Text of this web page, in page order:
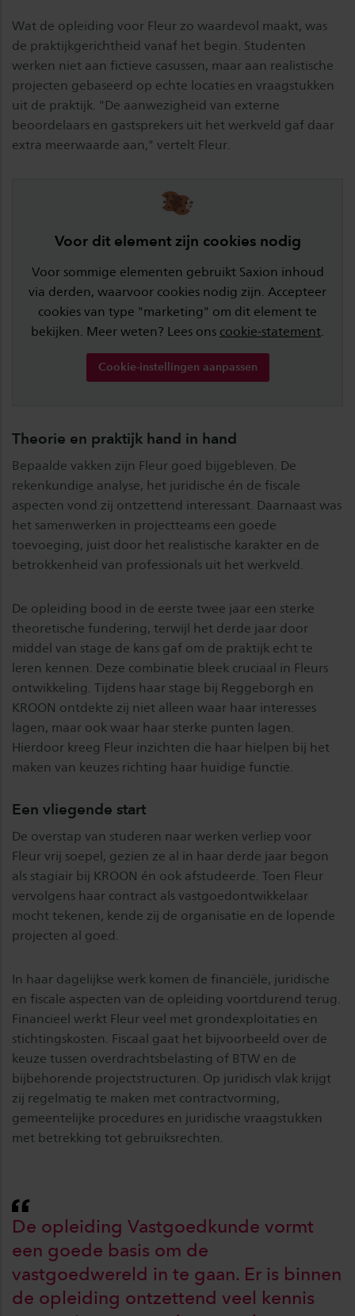
Wat de opleiding voor Fleur zo waardevol maakt, was
de praktijkgerichtheid vanaf het begin. Studenten
werken niet aan fictieve casussen, maar aan realistische
projecten gebaseerd op echte locaties en vraagstukken
uit de praktijk. "De aanwezigheid van externe
beoordelaars en gastsprekers uit het werkveld gaf daar
extra meerwaarde aan," vertelt Fleur.
Voor dit element zijn cookies nodig
Voor sommige elementen gebruikt Saxion inhoud
via derden, waarvoor cookies nodig zijn. Accepteer
cookies van type "marketing" om dit element te
bekijken. Meer weten? Lees ons cookie-statement.
Cookie-instellingen aanpassen
Theorie en praktijk hand in hand
Bepaalde vakken zijn Fleur goed bijgebleven. De
rekenkundige analyse, het juridische én de fiscale
aspecten vond zij ontzettend interessant. Daarnaast was
het samenwerken in projectteams een goede
toevoeging, juist door het realistische karakter en de
betrokkenheid van professionals uit het werkveld.
De opleiding bood in de eerste twee jaar een sterke
theoretische fundering, terwijl het derde jaar door
middel van stage de kans gaf om de praktijk echt te
leren kennen. Deze combinatie bleek cruciaal in Fleurs
ontwikkeling. Tijdens haar stage bij Reggeborgh en
KROON ontdekte zij niet alleen waar haar interesses
lagen, maar ook waar haar sterke punten lagen.
Hierdoor kreeg Fleur inzichten die haar hielpen bij het
maken van keuzes richting haar huidige functie.
Een vliegende start
De overstap van studeren naar werken verliep voor
Fleur vrij soepel, gezien ze al in haar derde jaar begon
als stagiair bij KROON én ook afstudeerde. Toen Fleur
vervolgens haar contract als vastgoedontwikkelaar
mocht tekenen, kende zij de organisatie en de lopende
projecten al goed.
In haar dagelijkse werk komen de financiële, juridische
en fiscale aspecten van de opleiding voortdurend terug.
Financieel werkt Fleur veel met grondexploitaties en
stichtingskosten. Fiscaal gaat het bijvoorbeeld over de
keuze tussen overdrachtsbelasting of BTW en de
bijbehorende projectstructuren. Op juridisch vlak krijgt
zij regelmatig te maken met contractvorming,
gemeentelijke procedures en juridische vraagstukken
met betrekking tot gebruiksrechten.
De opleiding Vastgoedkunde vormt
een goede basis om de
vastgoedwereld in te gaan. Er is binnen
de opleiding ontzettend veel kennis